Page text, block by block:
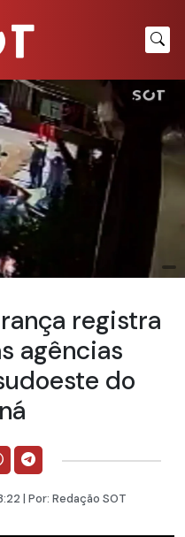
registra
agências
do
| Por: Redação SOT